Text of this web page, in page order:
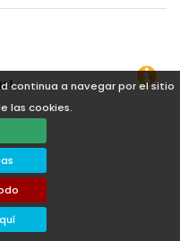
continua a navegar por el sitio
las cookies.